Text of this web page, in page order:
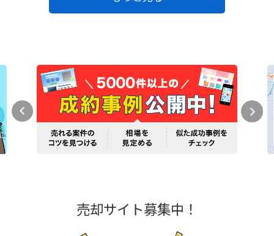
売却サイト募集中！